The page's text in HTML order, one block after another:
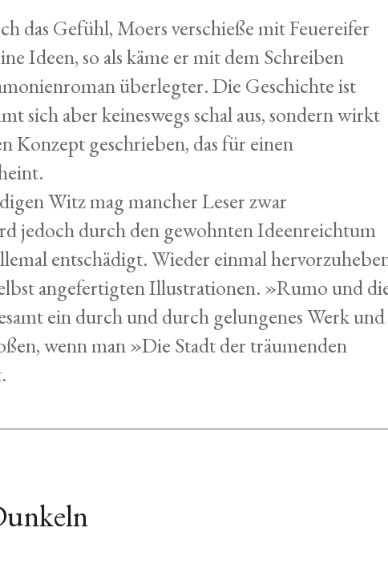
das Gefühl, Moers verschieße mit Feuereifer
Ideen, so als käme er mit dem Schreiben
überlegter. Die Geschichte ist
sich aber keineswegs schal aus, sondern wirkt
Konzept geschrieben, das für einen
Witz mag mancher Leser zwar
jedoch durch den gewohnten Ideenreichtum
entschädigt. Wieder einmal
angefertigten Illustrationen. »Rumo und
ein durch und durch gelungenes Werk und
wenn man »Die Stadt der träumenden